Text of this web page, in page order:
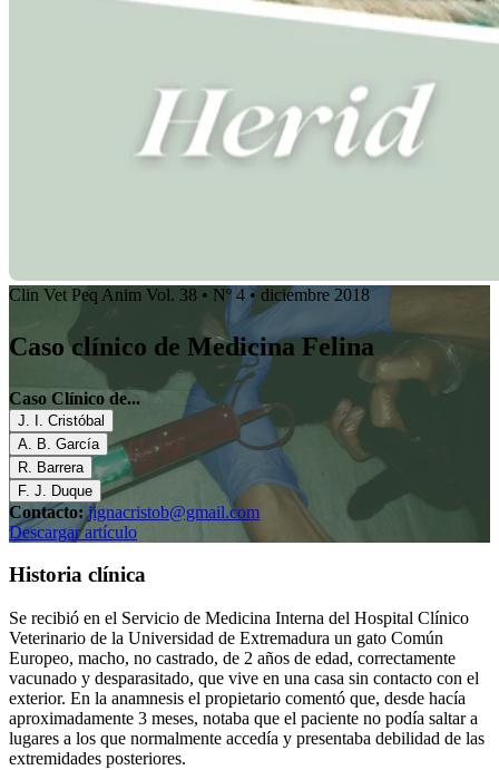
Clin Vet Peq Anim Vol. 38 • Nº 4 • diciembre 2018
Caso clínico de Medicina Felina
Caso Clínico de...
J. I. Cristóbal
A. B. García
R. Barrera
F. J. Duque
Contacto: jignacristob@gmail.com
Descargar artículo
Historia clínica
Se recibió en el Servicio de Medicina Interna del Hospital Clínico
Veterinario de la Universidad de Extremadura un gato Común
Europeo, macho, no castrado, de 2 años de edad, correctamente
vacunado y desparasitado, que vive en una casa sin contacto con el
exterior. En la anamnesis el propietario comentó que, desde hacía
aproximadamente 3 meses, notaba que el paciente no podía saltar a
lugares a los que normalmente accedía y presentaba debilidad de las
extremidades posteriores.